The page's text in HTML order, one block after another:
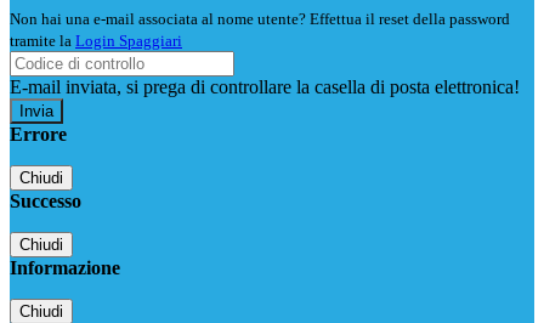
Non hai una e-mail associata al nome utente? Effettua il reset della password
tramite la Login Spaggiari
E-mail inviata, si prega di controllare la casella di posta elettronica!
Errore
Chiudi
Successo
Chiudi
Informazione
Chiudi